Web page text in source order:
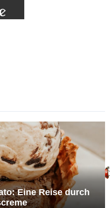
Eine Reise durch